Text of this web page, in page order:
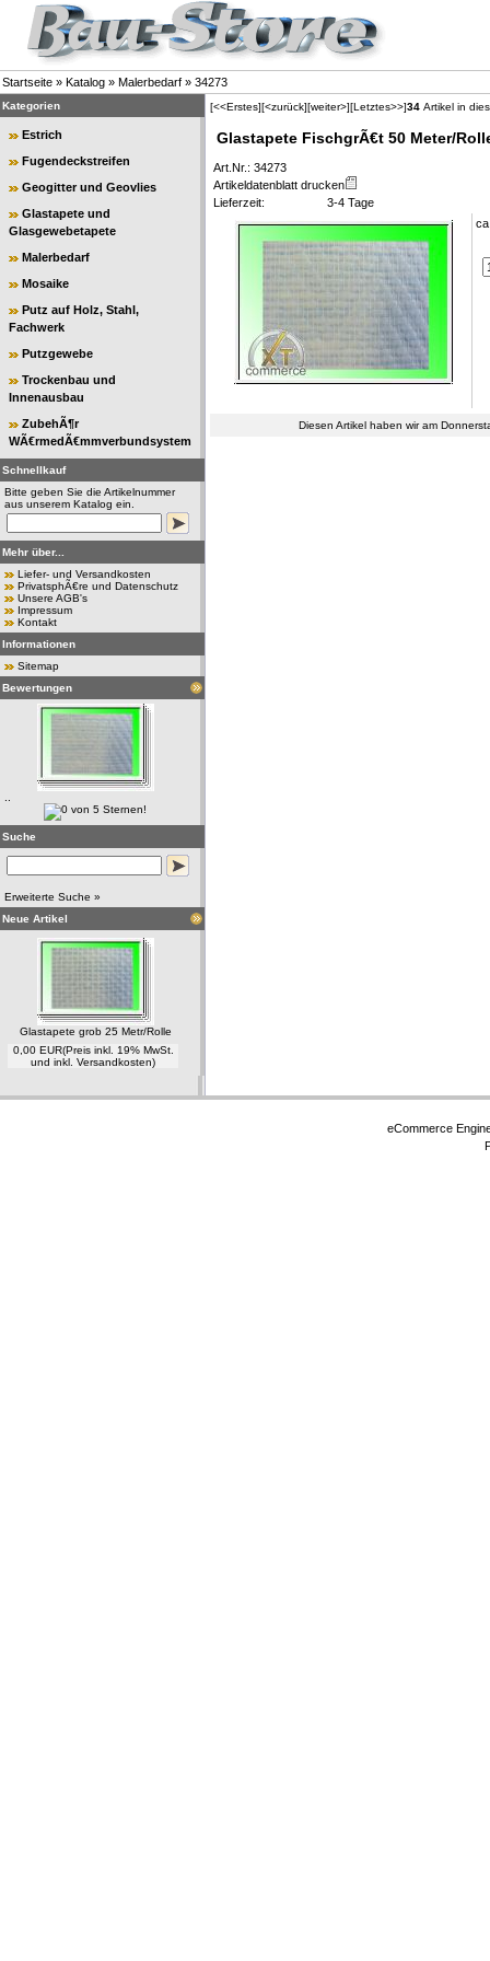
Startseite » Katalog » Malerbedarf » 34273
Kategorien
Estrich
Fugendeckstreifen
Geogitter und Geovlies
Glastapete und
Glasgewebetapete
Malerbedarf
Mosaike
Putz auf Holz, Stahl,
Fachwerk
Putzgewebe
Trockenbau und
Innenausbau
ZubehÃ¶r
WÃ€rmedÃ€mmverbundsystem
Schnellkauf
Bitte geben Sie die Artikelnummer
aus unserem Katalog ein.
Mehr über...
Liefer- und Versandkosten
PrivatsphÃ€re und Datenschutz
Unsere AGB's
Impressum
Kontakt
Informationen
Sitemap
Bewertungen
Suche
Erweiterte Suche »
Neue Artikel
Glastapete grob 25 Metr/Rolle
0,00 EUR(Preis inkl. 19% MwSt.
und inkl. Versandkosten)
[<<Erstes][<zurück][weiter>][Letztes>>]34 Artikel in
Glastapete FischgrÃ€t 50 Meter/
Art.Nr.: 34273
Artikeldatenblatt drucken
Lieferzeit:
3-4 Tage
Diesen Artikel haben wir am
eCommerce